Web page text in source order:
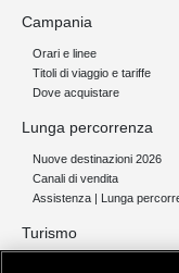
Campania
Orari e linee
Titoli di viaggio e tariffe
Dove acquistare
Lunga percorrenza
Nuove destinazioni 2026
Canali di vendita
Assistenza | Lunga
Turismo